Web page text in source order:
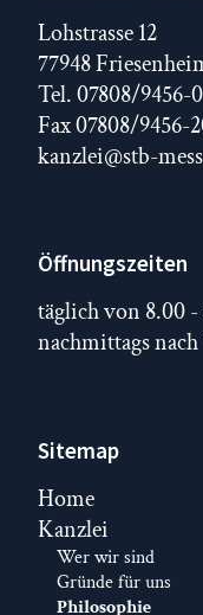
Lohstrasse 12
77948
Tel. 07808/9456-0
Fax 07808/9456-
kanzlei@stb-
Öffnungszeiten
täglich von 8.00
nachmittags
Sitemap
Navigation
überspringen
Home
Kanzlei
Wer wir sind
Gründe für uns
Philosophie